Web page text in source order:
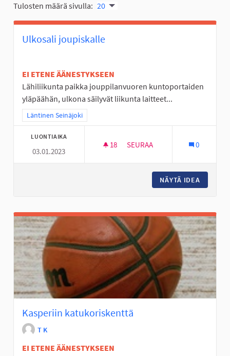
Tulosten määrä sivulla: 20
Ulkosali joupiskalle
EI ETENE ÄÄNESTYKSEEN
Lähiliikunta paikka jouppilanvuoren kuntoportaiden
yläpäähän, ulkona säilyvät liikunta laitteet...
Rajaa tulokset teeman mukaan: Läntinen Seinäjoki
Läntinen Seinäjoki
LUONTIAIKA
03.01.2023
18 18 SEURAAJAA
SEURAA 0
NÄYTÄ IDEA
Kasperiin katukoriskenttä
T K
EI ETENE ÄÄNESTYKSEEN